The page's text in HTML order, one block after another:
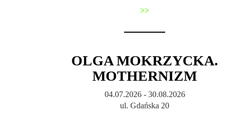
>>
OLGA MOKRZYCKA.
MOTHERNIZM
04.07.2026 - 30.08.2026
ul. Gdańska 20